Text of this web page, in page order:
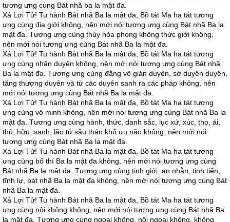
tương ưng cùng Bát nhã ba la mật đa.
Xá Lợi Tử! Tu hành Bát nhã Ba la mật đa, Bồ tát Ma ha tát tương
ưng cùng địa giới không, nên mới nói tương ưng cùng Bát nhã Ba la
mật đa. Tương ưng cùng thủy hỏa phong không thức giới không,
nên mới nói tương ưng cùng Bát nhã Ba la mật đa.
Xá Lợi Tử! Tu hành Bát nhã Ba la mật đa, Bồ tát Ma ha tát tương
ưng cùng nhân duyên không, nên mới nói tương ưng cùng Bát nhã
Ba la mật đa. Tương ưng cùng đẳng vô gián duyên, sở duyên duyên,
tăng thượng duyên và từ các duyên sanh ra các pháp không, nên
mới nói tương ưng cùng Bát nhã Ba la mật đa.
Xá Lợi Tử! Tu hành Bát nhã Ba la mật đa, Bồ tát Ma ha tát tương
ưng cùng vô minh không, nên mới nói tương ưng cùng Bát nhã Ba la
mật đa. Tương ưng cùng hành, thức, danh sắc, lục xứ, xúc, thọ, ái,
thủ, hữu, sanh, lão tử sầu thán khổ ưu não không, nên mới nói
tương ưng cùng Bát nhã Ba la mật đa.
Xá Lợi Tử! Tu hành Bát nhã Ba la mật đa, Bồ tát Ma ha tát tương
ưng cùng bố thí Ba la mật đa không, nên mới nói tương ưng cùng
Bát nhã Ba la mật đa. Tương ưng cùng tịnh giới, an nhẫn, tinh tiến,
tĩnh lự, bát nhã Ba la mật đa không, nên mới nói tương ưng cùng Bát
nhã Ba la mật đa.
Xá Lợi Tử! Tu hành Bát nhã Ba la mật đa, Bồ tát Ma ha tát tương
ưng cùng nội không không, nên mới nói tương ưng cùng Bát nhã Ba
la mật đa. Tương ưng cùng ngoại không, nội ngoại không, không